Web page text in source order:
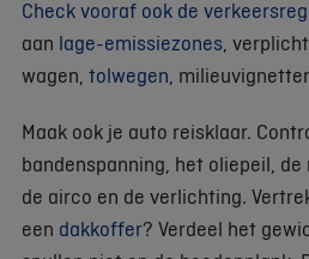
Check vooraf ook de
aan lage-emissiezones ,
wagen, tolwegen ,
Maak ook je auto reisklaar.
bandenspanning, het oliepeil,
de airco en de verlichting.
een dakkoffer? Verdeel het